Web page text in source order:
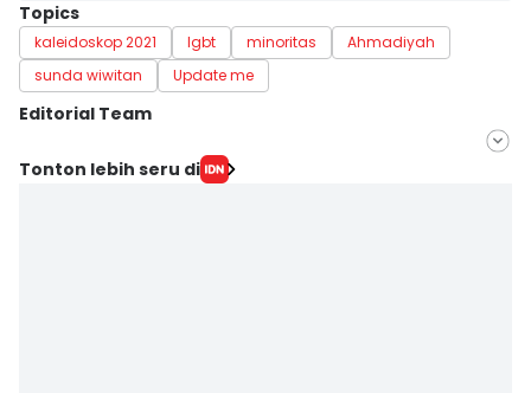
Topics
kaleidoskop 2021 lgbt minoritas
Ahmadiyah
sunda wiwitan
Update me
Editorial Team
Editor
Tonton lebih seru di